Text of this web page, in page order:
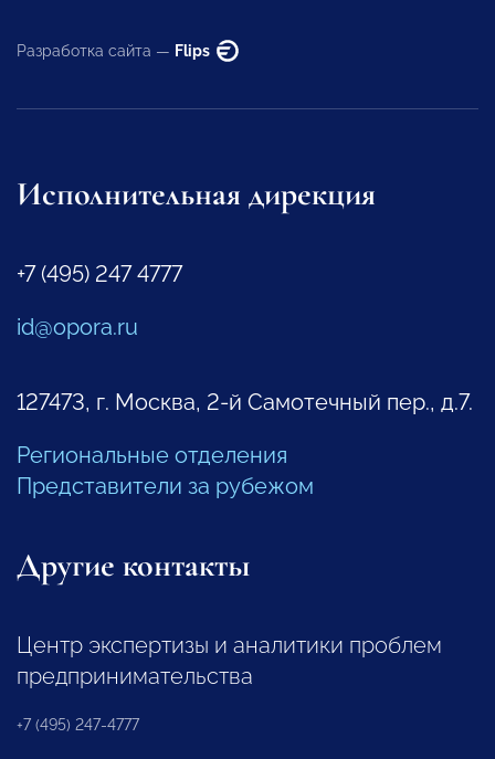
Разработка сайта — Flips
Исполнительная дирекция
+7 (495) 247 4777
id@opora.ru
127473, г. Москва, 2-й Самотечный пер., д.7.
Региональные отделения
Представители за рубежом
Другие контакты
Центр экспертизы и аналитики проблем
предпринимательства
+7 (495) 247-4777